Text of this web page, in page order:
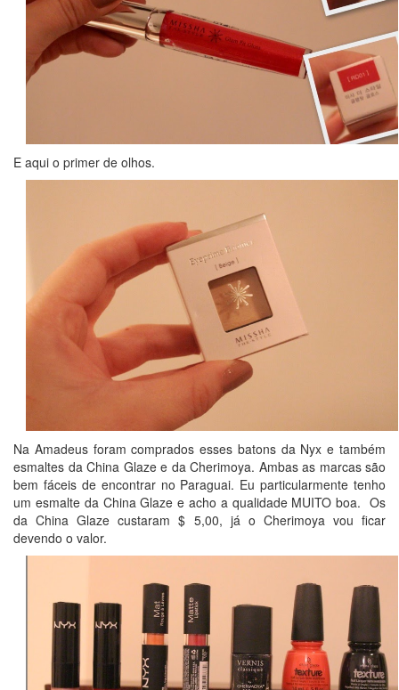
E aqui o primer de olhos.
Na Amadeus foram comprados esses batons da Nyx e também
esmaltes da China Glaze e da Cherimoya. Ambas as marcas são
bem fáceis de encontrar no Paraguai. Eu particularmente tenho
um esmalte da China Glaze e acho a qualidade MUITO boa. Os
da China Glaze custaram $ 5,00, já o Cherimoya vou ficar
devendo o valor.